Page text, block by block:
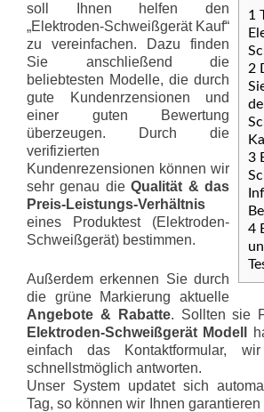
1
2
3
4
soll Ihnen helfen den
„Elektroden-Schweißgerät Kauf“
zu vereinfachen. Dazu finden
Sie anschließend die
beliebtesten Modelle, die durch
gute Kundenrzensionen und
einer guten Bewertung
überzeugen. Durch die
verifizierten
Kundenrezensionen können wir
sehr genau dieQualität & das
Preis-Leis­tungs-Ver­hält­nis
eines Produktest (Elektroden-
Schweißgerät) bestimmen.
Außerdem erkennen Sie durch
die grüne Markierung aktuelle
Angebote & Rabatte. Sollten sie
Elektroden-Schweißgerät Modell
einfach das Kontaktformular,
schnellstmöglich antworten.
Unser System updatet sich
Tag, so können wir Ihnen